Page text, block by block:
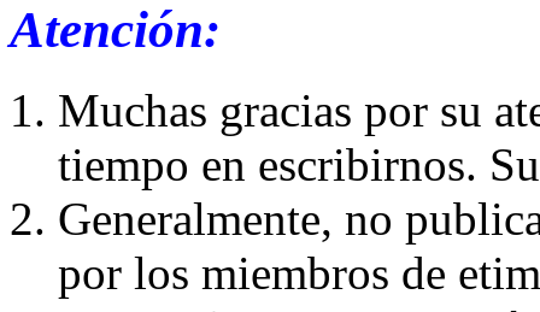
Atención:
Muchas gracias por su
tiempo en escribirnos.
Generalmente, no
por los miembros de